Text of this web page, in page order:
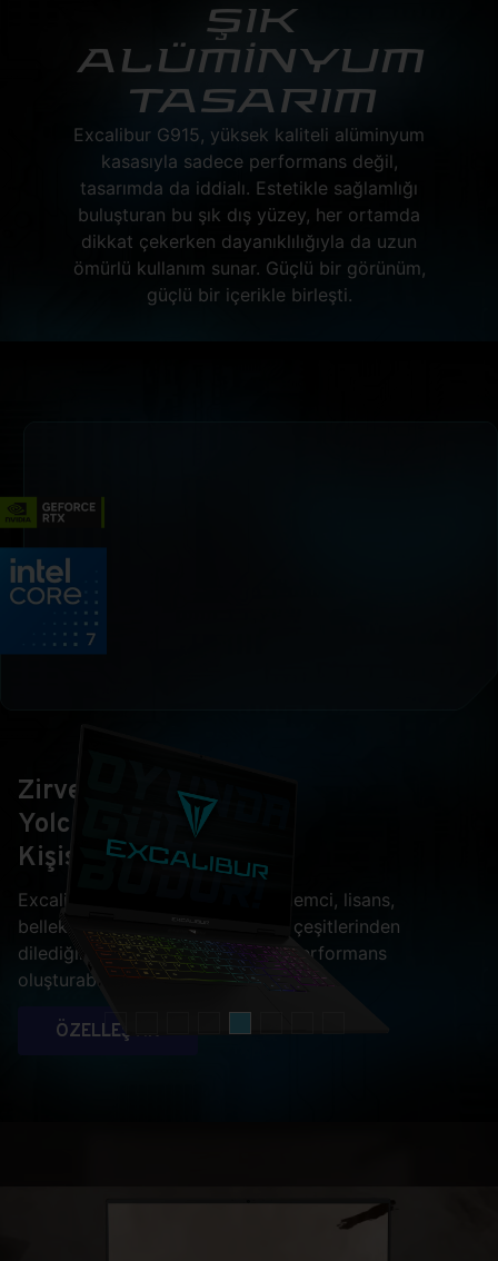
ŞIK
ALÜMİNYUM
TASARIM
Excalibur G915, yüksek kaliteli alüminyum
kasasıyla sadece performans değil,
tasarımda da iddialı. Estetikle sağlamlığı
buluşturan bu şık dış yüzey, her ortamda
dikkat çekerken dayanıklılığıyla da uzun
ömürlü kullanım sunar. Güçlü bir görünüm,
güçlü bir içerikle birleşti.
Zirve
Yolculuğunuzu
Kişiselleştirin
Excalibur G915 ile ekran kartı, işlemci, lisans,
bellek, depolama ve hatta ekran çeşitlerinden
dilediğini seçip kendine özel bir performans
oluşturabilirsiniz.
ÖZELLEŞTİR